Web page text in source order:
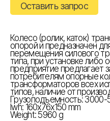
Оставить запрос
Колесо (ролик, каток)
опорой и предназначен
перемещения силового
типа, при установке либо
предприятие предлагает
потребителям опорные
трансформаторов всех
типов, наличие от
Грузоподъемность: 3000-
lwh: 160x76x150 mm
Weight: 5960 g